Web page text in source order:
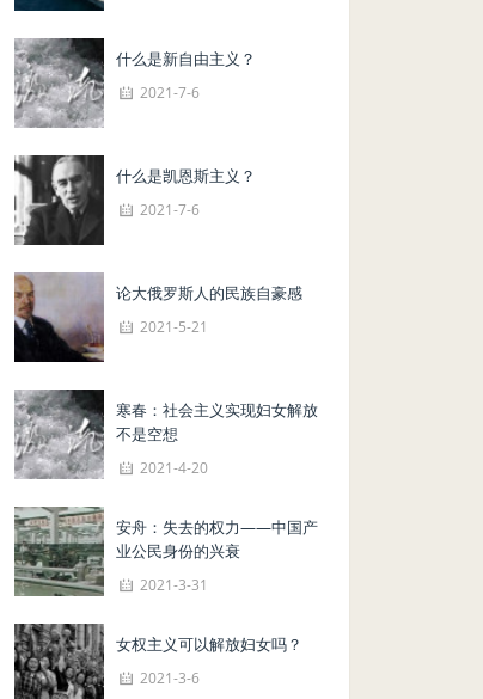
什么是新自由主义？
2021-7-6
什么是凯恩斯主义？
2021-7-6
论大俄罗斯人的民族自豪感
2021-5-21
寒春：社会主义实现妇女解放
不是空想
2021-4-20
安舟：失去的权力——中国产
业公民身份的兴衰
2021-3-31
女权主义可以解放妇女吗？
2021-3-6